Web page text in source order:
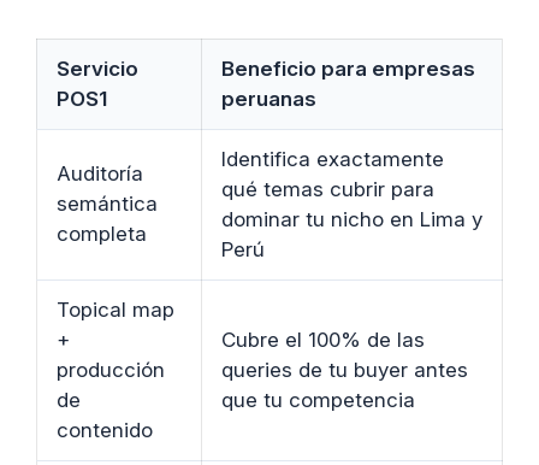
Servicio
POS1
Beneficio para empresas
peruanas
Auditoría
semántica
completa
Identifica exactamente
qué temas cubrir para
dominar tu nicho en Lima y
Perú
Topical map
+
producción
de
contenido
Cubre el 100% de las
queries de tu buyer antes
que tu competencia